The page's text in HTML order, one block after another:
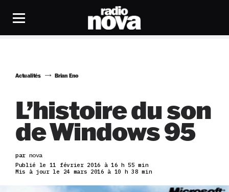
Actualités Brian Eno
L’histoire du son
de Windows 95
par nova
Publié le 11 février 2016 à 16 h 55 min
Mis à jour le 24 mars 2016 à 10 h 38 min